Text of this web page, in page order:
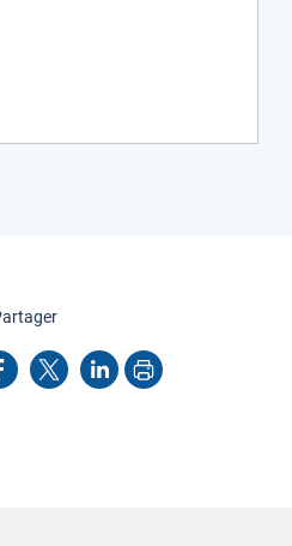
cette page
X LinkedInImprimer